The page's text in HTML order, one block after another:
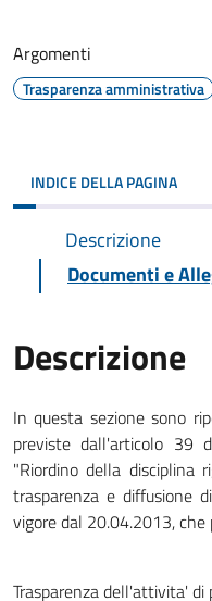
Argomenti
Trasparenza amministrativa
INDICE DELLA PAGINA
Descrizione
Documenti e
Descrizione
In questa sezione sono
previste dall'articolo 39
"Riordino della disciplina
trasparenza e diffusione
vigore dal 20.04.2013, che
Trasparenza dell'attivita'